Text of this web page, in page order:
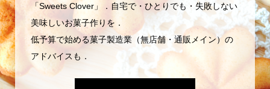
「Sweets Clover」．自宅で・ひとりでも・失敗しない
美味しいお菓子作りを．
低予算で始める菓子製造業（無店舗・通販メイン）の
アドバイスも．